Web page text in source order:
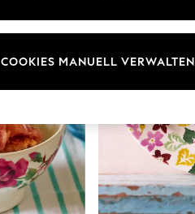
COOKIES MANUELL VERWALTEN